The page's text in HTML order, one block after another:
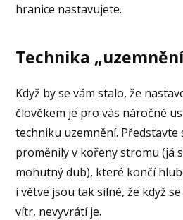
hranice nastavujete.
Technika
Když by se vám stalo, že
člověkem je pro vás náročné
techniku uzemnění. Představte
proměnily v kořeny stromu (já
mohutný dub), které končí
i větve jsou tak silné, že když
vítr, nevyvrátí je.